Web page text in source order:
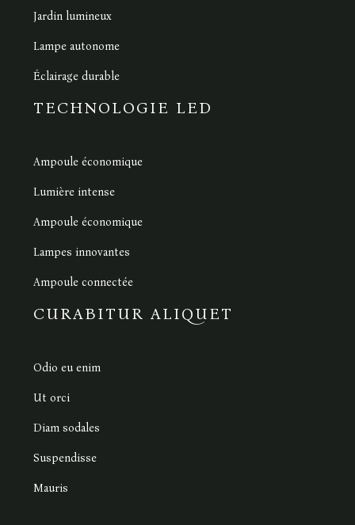
Jardin lumineux
Lampe autonome
Éclairage durable
TECHNOLOGIE LED
Ampoule économique
Lumière intense
Ampoule économique
Lampes innovantes
Ampoule connectée
CURABITUR ALIQUET
Odio eu enim
Ut orci
Diam sodales
Suspendisse
Mauris